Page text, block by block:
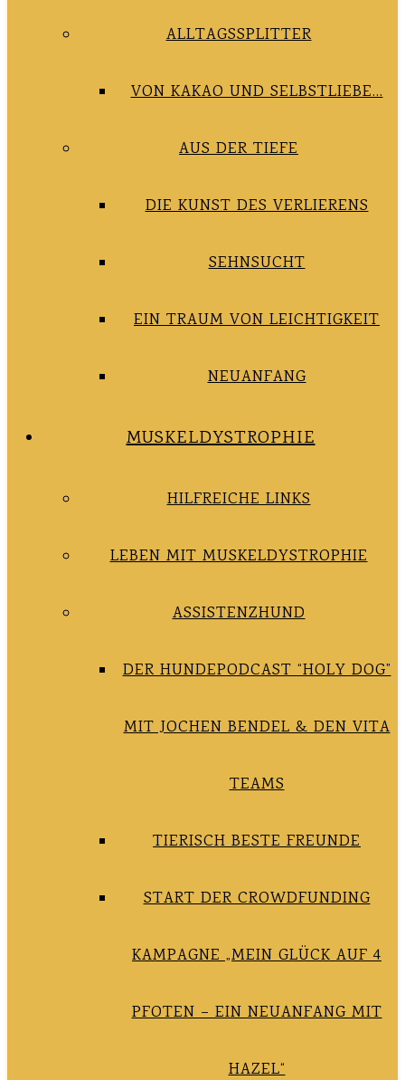
ALLTAGSSPLITTER
VON KAKAO UND SELBSTLIEBE…
AUS DER TIEFE
DIE KUNST DES VERLIERENS
SEHNSUCHT
EIN TRAUM VON LEICHTIGKEIT
NEUANFANG
MUSKELDYSTROPHIE
HILFREICHE LINKS
LEBEN MIT MUSKELDYSTROPHIE
ASSISTENZHUND
DER HUNDEPODCAST “HOLY DOG”
MIT JOCHEN BENDEL & DEN VITA
TEAMS
TIERISCH BESTE FREUNDE
START DER CROWDFUNDING
KAMPAGNE „MEIN GLÜCK AUF 4
PFOTEN – EIN NEUANFANG MIT
HAZEL“